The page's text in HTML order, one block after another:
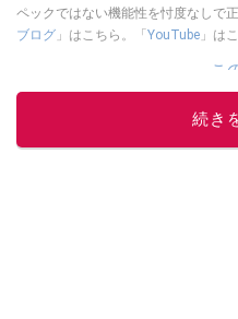
ペックではない機能性を忖度なしで
ブログ 」はこちら。「YouTube 」は
こ
続き